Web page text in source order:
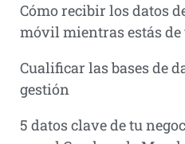
Cómo recibir los datos
móvil mientras estás de
Cualificar las bases de
gestión
5 datos clave de tu